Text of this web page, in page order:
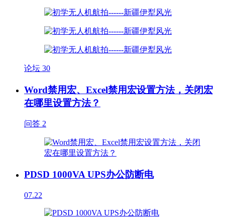
论坛 30
Word禁用宏、Excel禁用宏设置方法，关闭宏
在哪里设置方法？
问答 2
PDSD 1000VA UPS办公防断电
07.22